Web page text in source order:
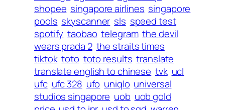
shopee singapore airlines singapore
pools skyscanner sls speed test
spotify taobao telegram the devil
wears prada 2 the straits times
tiktok toto toto results translate
translate english to chinese tvk ucl
ufc ufc 328 ufo uniqlo universal
studios singapore uob uob gold